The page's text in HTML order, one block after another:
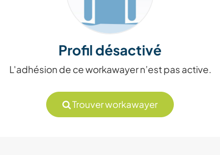
Profil désactivé
L'adhésion de ce workawayer n’est pas active.
Trouver workawayer